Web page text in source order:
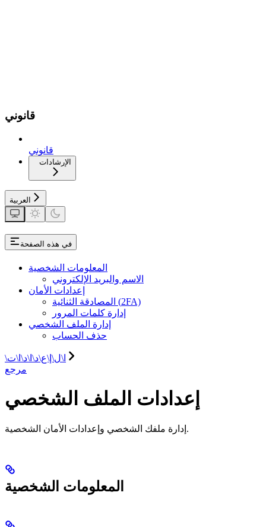
قانوني
قانوني
الإرشادات
العربية
في هذه الصفحة
المعلومات الشخصية
الاسم والبريد الإلكتروني
إعدادات الأمان
المصادقة الثنائية (2FA)
إدارة كلمات المرور
إدارة الملف الشخصي
حذف الحساب
\ا\ل\إ\ع\د\ا\د\ا\ت
مرجع
إعدادات الملف الشخصي
إدارة ملفك الشخصي وإعدادات الأمان الشخصية.
المعلومات الشخصية